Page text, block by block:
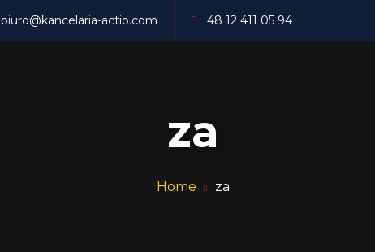
biuro@kancelaria-actio.com 48 12 411 05 94
za
Home za